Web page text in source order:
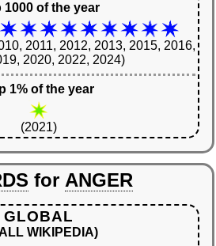
1000 of the year
2011, 2012, 2013, 2015, 2016,
2020, 2022, 2024)
1% of the year
(2021)
for ANGER
GLOBAL
WIKIPEDIA)